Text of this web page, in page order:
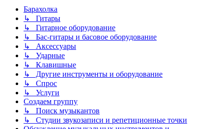
Барахолка
↳ Гитары
↳ Гитарное оборудование
↳ Бас-гитары и басовое оборудование
↳ Аксессуары
↳ Ударные
↳ Клавишные
↳ Другие инструменты и оборудование
↳ Спрос
↳ Услуги
Создаем группу
↳ Поиск музыкантов
↳ Студии звукозаписи и репетиционные точки